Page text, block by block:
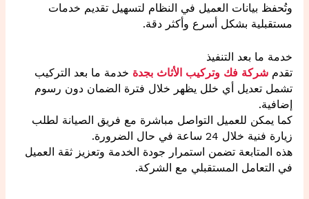
وتُحفظ بيانات العميل في النظام لتسهيل تقديم خدمات
مستقبلية بشكل أسرع وأكثر دقة.
خدمة ما بعد التنفيذ
تقدم شركة فك وتركيب الأثاث بجدة خدمة ما بعد التركيب
تشمل تعديل أي خلل يظهر خلال فترة الضمان دون رسوم
إضافية.
كما يمكن للعميل التواصل مباشرة مع فريق الصيانة لطلب
زيارة فنية خلال 24 ساعة في حال الضرورة.
هذه المتابعة تضمن استمرار جودة الخدمة وتعزيز ثقة العميل
في التعامل المستقبلي مع الشركة.